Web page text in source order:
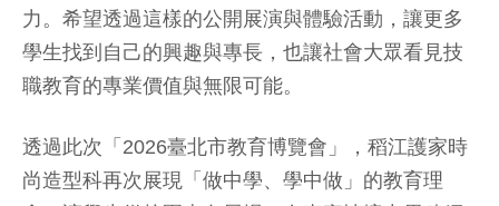
力。希望透過這樣的公開展演與體驗活動，讓更多
學生找到自己的興趣與專長，也讓社會大眾看見技
職教育的專業價值與無限可能。
透過此次「2026臺北市教育博覽會」，稻江護家時
尚造型科再次展現「做中學、學中做」的教育理